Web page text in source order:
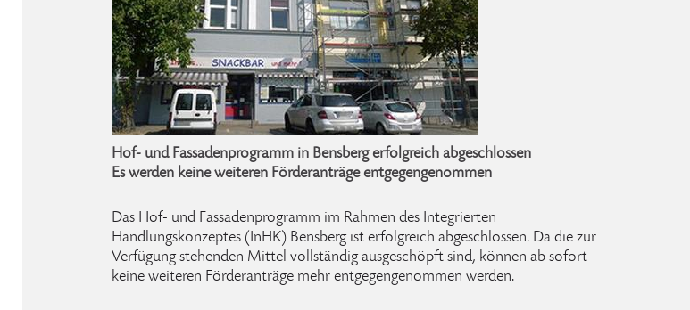
Hof- und Fassadenprogramm in Bensberg erfolgreich abgeschlossen
Es werden keine weiteren Förderanträge entgegengenommen
Das Hof- und Fassadenprogramm im Rahmen des Integrierten
Handlungskonzeptes (InHK) Bensberg ist erfolgreich abgeschlossen. Da die zur
Verfügung stehenden Mittel vollständig ausgeschöpft sind, können ab sofort
keine weiteren Förderanträge mehr entgegengenommen werden.